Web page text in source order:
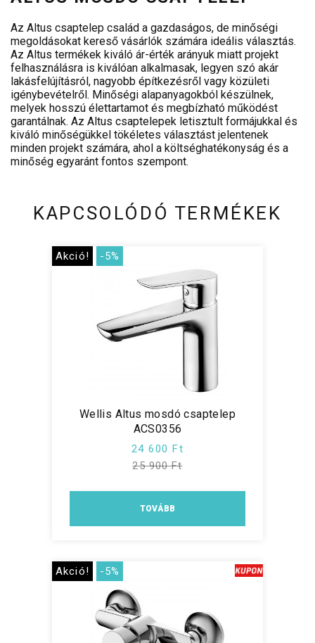
Az Altus csaptelep család a gazdaságos, de minőségi
megoldásokat kereső vásárlók számára ideális választás.
Az Altus termékek kiváló ár-érték arányuk miatt projekt
felhasználásra is kiválóan alkalmasak, legyen szó akár
lakásfelújításról, nagyobb építkezésről vagy közületi
igénybevételről. Minőségi alapanyagokból készülnek,
melyek hosszú élettartamot és megbízható működést
garantálnak. Az Altus csaptelepek letisztult formájukkal és
kiváló minőségükkel tökéletes választást jelentenek
minden projekt számára, ahol a költséghatékonyság és a
minőség egyaránt fontos szempont.
KAPCSOLÓDÓ TERMÉKEK
Akció! -5%
Wellis Altus mosdó csaptelep
ACS0356
24 600 Ft
25 900 Ft
TOVÁBB
Akció! -5%